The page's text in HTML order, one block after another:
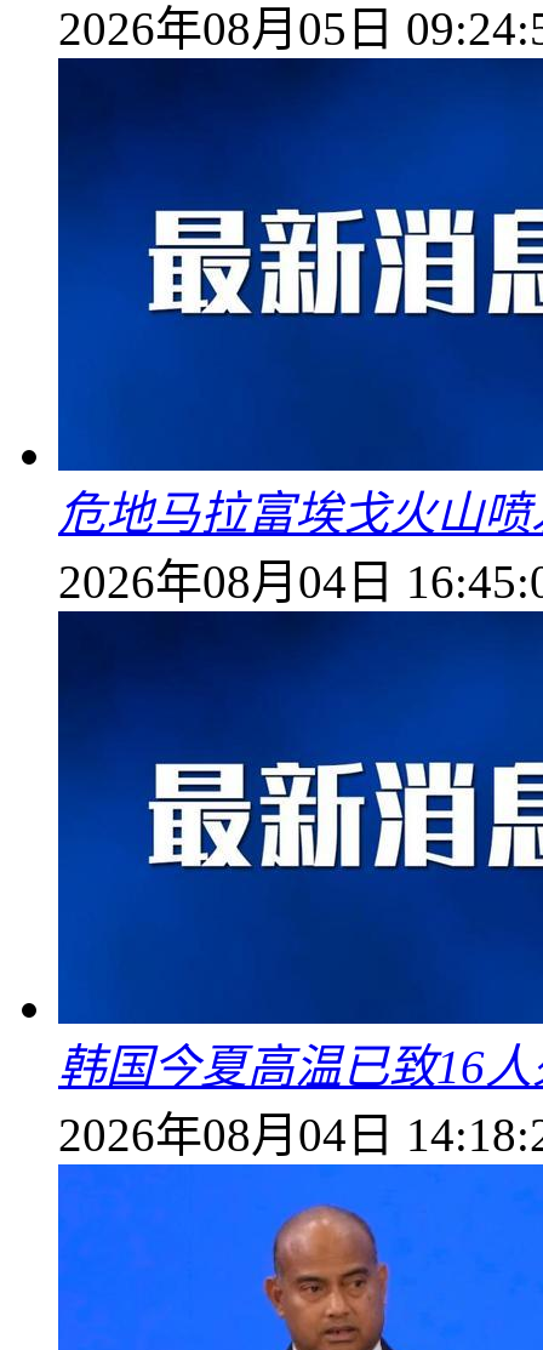
2026年08月05日
危地马拉富埃戈火山
2026年08月04日
韩国今夏高温已致16
2026年08月04日